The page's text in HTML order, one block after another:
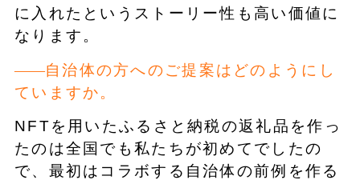
に入れたというストーリー性も高い価値に
なります。
自治体の方へのご提案はどのようにし
ていますか。
NFTを用いたふるさと納税の返礼品を作っ
たのは全国でも私たちが初めてでしたの
で、最初はコラボする自治体の前例を作る